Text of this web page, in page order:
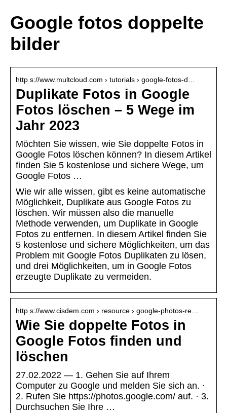
Google fotos doppelte
bilder
http s://www.multcloud.com › tutorials › google-fotos-d…
Duplikate Fotos in Google
Fotos löschen – 5 Wege im
Jahr 2023
Möchten Sie wissen, wie Sie doppelte Fotos in
Google Fotos löschen können? In diesem Artikel
finden Sie 5 kostenlose und sichere Wege, um
Google Fotos …
Wie wir alle wissen, gibt es keine automatische
Möglichkeit, Duplikate aus Google Fotos zu
löschen. Wir müssen also die manuelle
Methode verwenden, um Duplikate in Google
Fotos zu entfernen. In diesem Artikel finden Sie
5 kostenlose und sichere Möglichkeiten, um das
Problem mit Google Fotos Duplikaten zu lösen,
und drei Möglichkeiten, um in Google Fotos
erzeugte Duplikate zu vermeiden.
http s://www.cisdem.com › resource › google-photos-re…
Wie Sie doppelte Fotos in
Google Fotos finden und
löschen
27.02.2022 — 1. Gehen Sie auf Ihrem
Computer zu Google und melden Sie sich an. ·
2. Rufen Sie https://photos.google.com/ auf. · 3.
Durchsuchen Sie Ihre …